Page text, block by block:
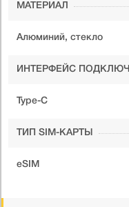
МАТЕРИАЛ
Алюминий, стекло
ИНТЕРФЕЙС
Type-C
ТИП SIM-КАРТЫ
eSIM